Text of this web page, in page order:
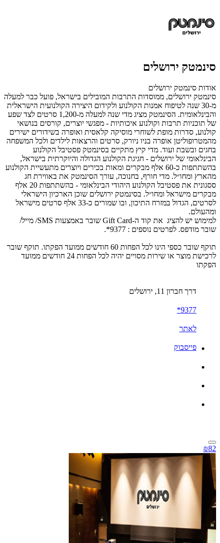
סינמטק ירושלים
אודות סינמטק ירושלים
סינמטק ירושלים, ממוסדות התרבות המובילים בישראל, פועל כבר למעלה
מ-30 שנה לטיפוח
אמנות הקולנוע ולקידום היצירה הקולנועית הישראלית
והבינלאומית. הסינמטק מציג מדי שנה למעלה מ-
1,200 סרטים לצד שפע
של תוכניות תרבות וקולנוע איכותיות - מפגשי יוצרים, קורסים בנושאי
קולנוע, סדרות מופת לשוחרי מוסיקה קלאסית ואופרה בשידורים ישירים
מהמטרופוליטן אופרה בניו ניורק, סרטים והרצאות לילדים ולכל המשפחה
בחגים ובשבת ועוד. מדי קיץ מתקיים בסינמטק פסטיבל הקולנוע
הבינלאומי של ירושלים - חגיגת הקולנוע הגדולה והיוקרתית בישראל,
בהשתתפות כ-60 אלף מבקרים ומאות בכירים ויוצרים מתעשיית הקולנוע
מהארץ ומחו״ל. מדי חורף, בחנוכה, עורך הסינמטק את באווירת חג
ססגונית את פסטיבל הקולנוע היהודי הבינלאומי - בהשתתפות 20 אלף
מבקרים מישראל ומחו״ל. בסינמטק ירושלים שוכן הארכיון הישראלי
לסרטים, הגדול במזרח התיכון, ובו שמורים כ-33 אלף סרטים מישראל
ומהעולם.
למימוש יש להציג את קוד ה-Gift Card שובר באמצעות SMS/ מייל/
שובר מודפס. לפרטים נוספים : 9377*.
תוקף שובר כספי הינו לכל הפחות 60 חודשים ממועד הפקתו. תוקף שובר
לרכישת מוצר או שירות מסויים יהיה לכל הפחות 24 חודשים ממועד
הפקתו
דרך חברון 11, ירושלים
9377*
לאתר
פייסבוק
₪82